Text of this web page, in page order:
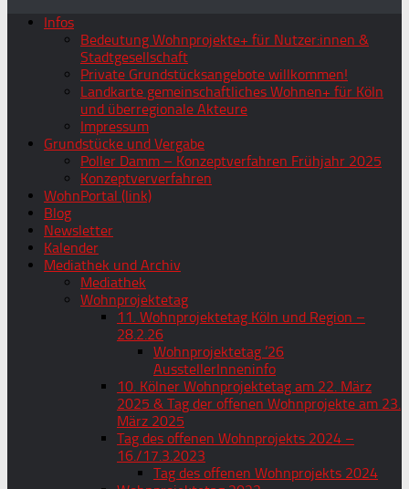
Infos
Bedeutung Wohnprojekte+ für Nutzer:innen &
Stadtgesellschaft
Private Grundstücksangebote willkommen!
Landkarte gemeinschaftliches Wohnen+ für Köln
und überregionale Akteure
Impressum
Grundstücke und Vergabe
Poller Damm – Konzeptverfahren Frühjahr 2025
Konzeptververfahren
WohnPortal (link)
Blog
Newsletter
Kalender
Mediathek und Archiv
Mediathek
Wohnprojektetag
11. Wohnprojektetag Köln und Region –
28.2.26
Wohnprojektetag ’26
AusstellerInneninfo
10. Kölner Wohnprojektetag am 22. März
2025 & Tag der offenen Wohnprojekte am 23.
März 2025
Tag des offenen Wohnprojekts 2024 –
16./17.3.2023
Tag des offenen Wohnprojekts 2024